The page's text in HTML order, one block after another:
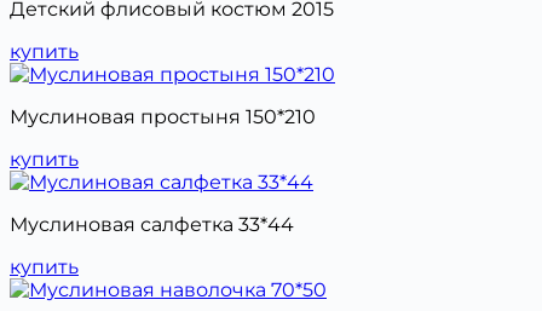
Детский флисовый костюм 2015
купить
Муслиновая простыня 150*210
купить
Муслиновая салфетка 33*44
купить